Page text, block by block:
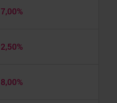
7,00%
2,50%
8,00%